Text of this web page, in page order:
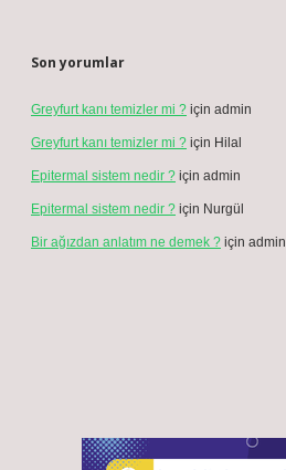
Son yorumlar
Greyfurt kanı temizler mi ? için admin
Greyfurt kanı temizler mi ? için Hilal
Epitermal sistem nedir ? için admin
Epitermal sistem nedir ? için Nurgül
Bir ağızdan anlatım ne demek ? için admin